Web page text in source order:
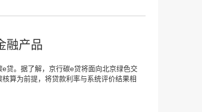
融产品
贷。据了解，京行碳e贷将面向北京绿色交
算为前提，将贷款利率与系统评价结果相